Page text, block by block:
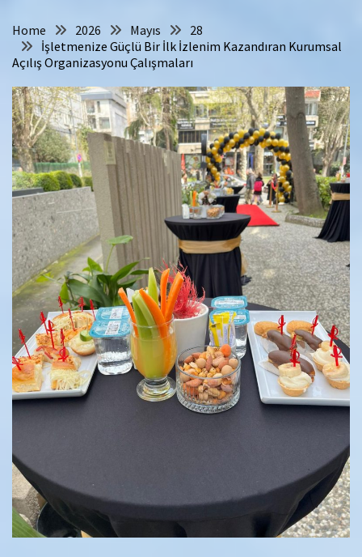
Home 2026 Mayıs
28
İşletmenize Güçlü Bir İlk İzlenim Kazandıran Kurumsal
Açılış Organizasyonu Çalışmaları